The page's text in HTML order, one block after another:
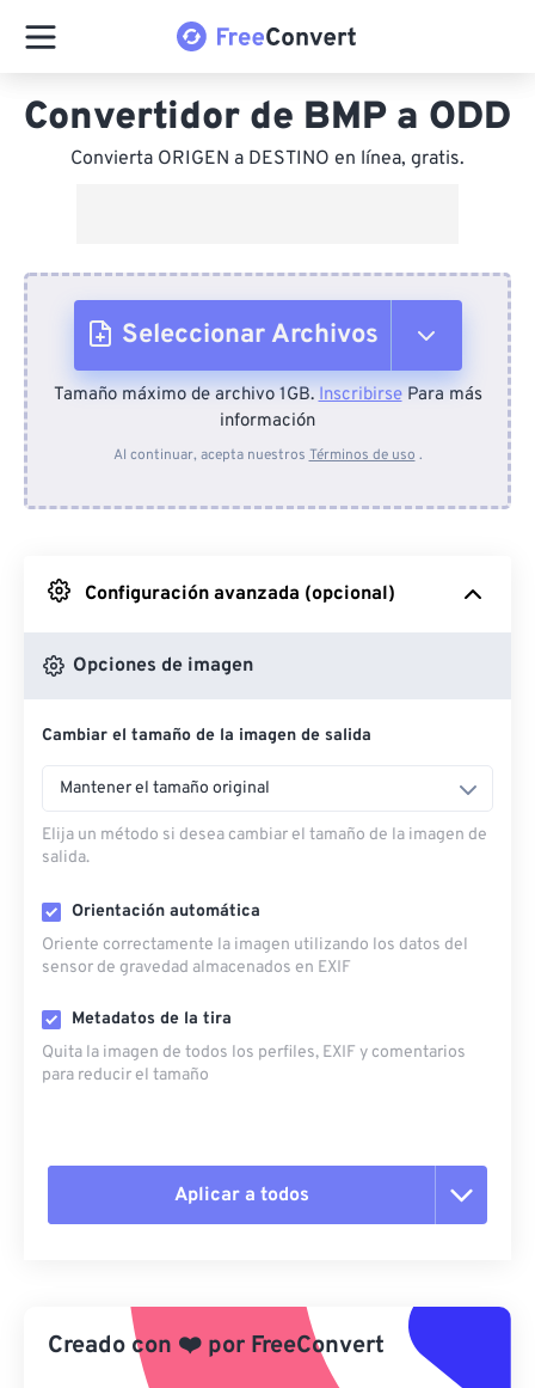
Convertidor de BMP a ODD
Convierta ORIGEN a DESTINO en línea, gratis.
Seleccionar Archivos
Desde el dispositivo
Desde Google Drive
Desde OneDrive
Desde URL
Tamaño máximo de archivo 1GB.InscribirsePara más
información
Al continuar, acepta nuestros Términos de uso .
Configuración avanzada (opcional)
Opciones de imagen
Cambiar el tamaño de la imagen de salida
Mantener el tamaño original
Elija un método si desea cambiar el tamaño de la imagen de
salida.
Orientación automática
Oriente correctamente la imagen utilizando los datos del
sensor de gravedad almacenados en EXIF
Metadatos de la tira
Quita la imagen de todos los perfiles, EXIF ​​y comentarios
para reducir el tamaño
Aplicar a todos
Aplicar desde el ajuste preestablecido
Guardar como preestablecido
Creado con ❤️ por FreeConvert